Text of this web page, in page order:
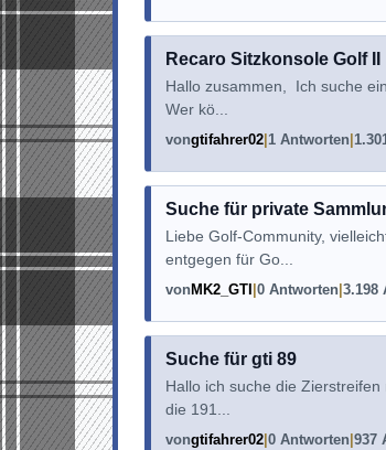
Recaro Sitzkonsole Golf II
Hallo zusammen, Ich suche
Wer kö...
vongtifahrer02 1 Antworten
Suche für private
Liebe Golf-Community,
entgegen für Go...
vonMK2_GTI 0 Antworten 3.198
Suche für gti 89
Hallo ich suche die
die 191...
vongtifahrer02 0 Antworten 937